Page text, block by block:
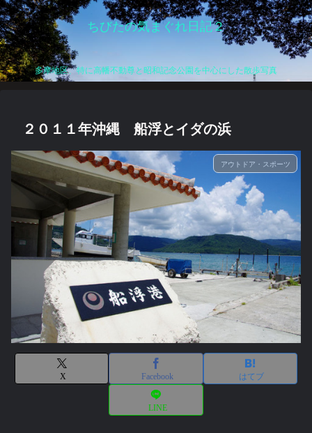
ちびたの気まぐれ日記２
多摩地区、特に高幡不動尊と昭和記念公園を中心にした散歩写真
２０１１年沖縄 船浮とイダの浜
アウトドア・スポーツ
X Facebook はてブ
LINE